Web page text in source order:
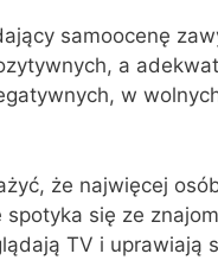
samoocenę
a
w
że najwięcej
spotyka się ze
TV i uprawiają